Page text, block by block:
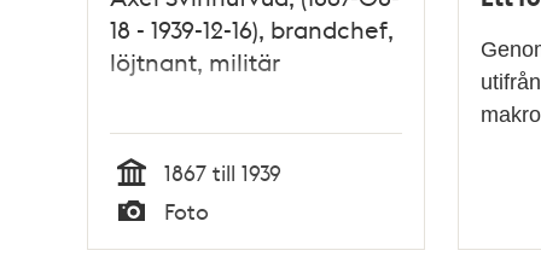
18 - 1939-12-16), brandchef,
löjtnant, militär
Tid
1867 till 1939
Typ
Foto